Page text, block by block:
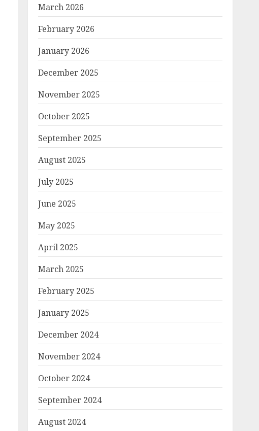
March 2026
February 2026
January 2026
December 2025
November 2025
October 2025
September 2025
August 2025
July 2025
June 2025
May 2025
April 2025
March 2025
February 2025
January 2025
December 2024
November 2024
October 2024
September 2024
August 2024